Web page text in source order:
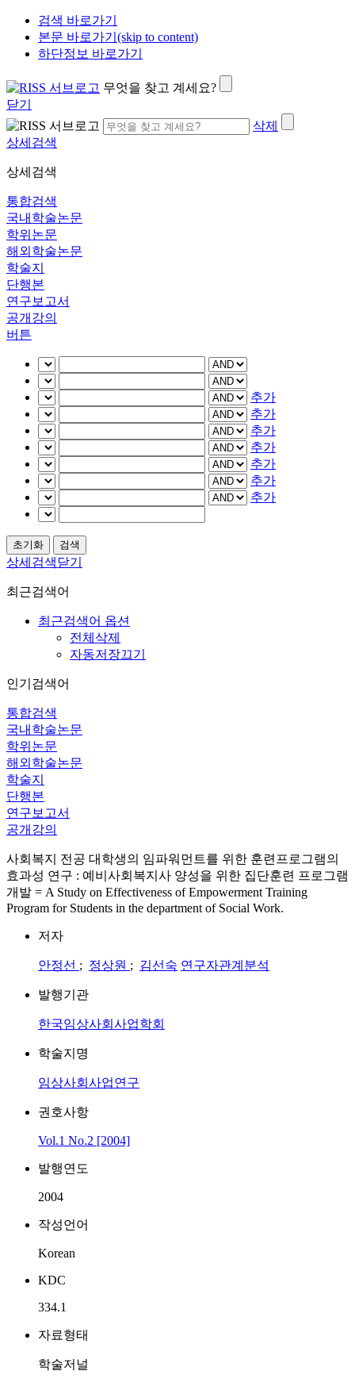
검색 바로가기
본문 바로가기(skip to content)
하단정보 바로가기
무엇을 찾고 계세요?
닫기
삭제
상세검색
상세검색
통합검색
국내학술논문
학위논문
해외학술논문
학술지
단행본
연구보고서
공개강의
버튼
추가
추가
추가
추가
추가
추가
추가
상세검색닫기
최근검색어
최근검색어 옵션
전체삭제
자동저장끄기
인기검색어
통합검색
국내학술논문
학위논문
해외학술논문
학술지
단행본
연구보고서
공개강의
사회복지 전공 대학생의 임파워먼트를 위한 훈련프로그램의
효과성 연구 : 예비사회복지사 양성을 위한 집단훈련 프로그램
개발 = A Study on Effectiveness of Empowerment Training
Program for Students in the department of Social Work.
저자
안정선 ; 정상원 ; 김선숙 연구자관계분석
발행기관
한국임상사회사업학회
학술지명
임상사회사업연구
권호사항
Vol.1 No.2 [2004]
발행연도
2004
작성언어
Korean
KDC
334.1
자료형태
학술저널